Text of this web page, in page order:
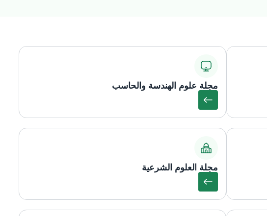
مجلة علوم الهندسة والحاسب
مجلة العلوم الشرعية